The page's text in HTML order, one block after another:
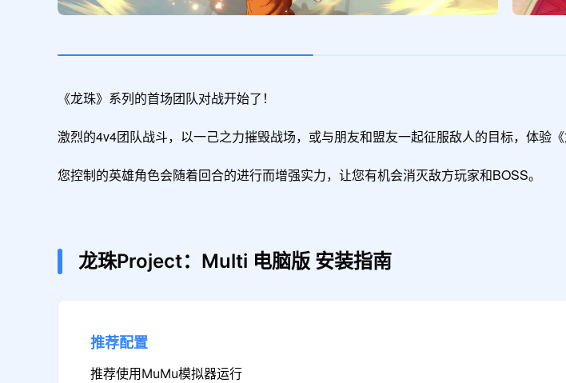
《龙珠》系列的首场团队对战开始了！
激烈的4v4团队战斗，以一己之力摧毁战场，或与朋友和盟友一起征服敌人的目标，体验《
您控制的英雄角色会随着回合的进行而增强实力，让您有机会消灭敌方玩家和BOSS。
龙珠Project：Multi 电脑版 安装指南
推荐配置
推荐使用MuMu模拟器运行